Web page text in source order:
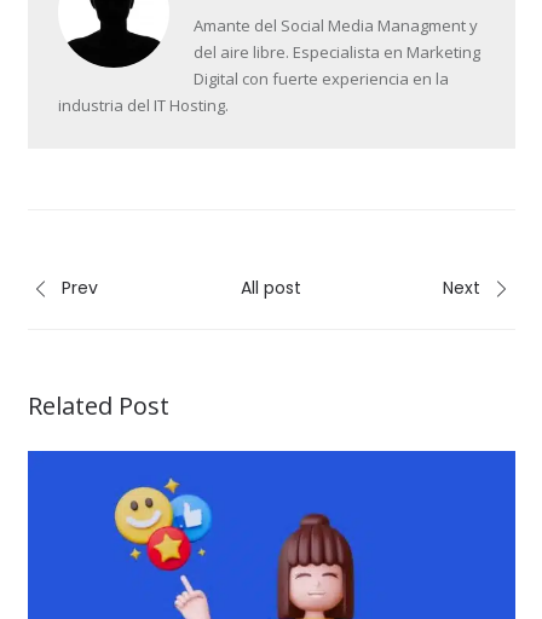
Amante del Social Media Managment y
del aire libre. Especialista en Marketing
Digital con fuerte experiencia en la
industria del IT Hosting.
Prev All post Next
Related Post